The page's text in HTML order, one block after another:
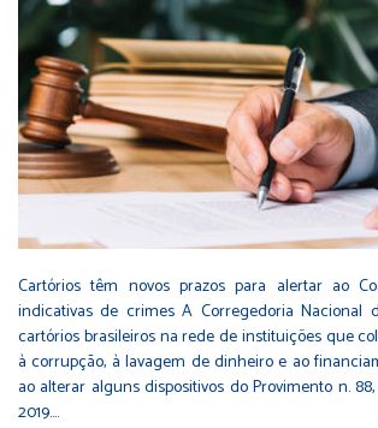
Cartórios têm novos prazos para alertar ao
indicativas de crimes A Corregedoria Nacional
cartórios brasileiros na rede de instituições que
à corrupção, à lavagem de dinheiro e ao
ao alterar alguns dispositivos do Provimento n.
2019.…